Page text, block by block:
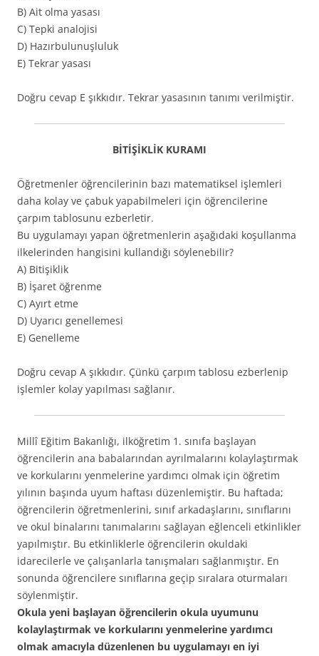
B) Ait olma yasası
C) Tepki analojisi
D) Hazırbulunuşluluk
E) Tekrar yasası
Doğru cevap E şıkkıdır. Tekrar yasasının tanımı verilmiştir.
BİTİŞİKLİK KURAMI
Öğretmenler öğrencilerinin bazı matematiksel işlemleri
daha kolay ve çabuk yapabilmeleri için öğrencilerine
çarpım tablosunu ezberletir.
Bu uygulamayı yapan öğretmenlerin aşağıdaki koşullanma
ilkelerinden hangisini kullandığı söylenebilir?
A) Bitişiklik
B) İşaret öğrenme
C) Ayırt etme
D) Uyarıcı genellemesi
E) Genelleme
Doğru cevap A şıkkıdır. Çünkü çarpım tablosu ezberlenip
işlemler kolay yapılması sağlanır.
Millî Eğitim Bakanlığı, ilköğretim 1. sınıfa başlayan
öğrencilerin ana babalarından ayrılmalarını kolaylaştırmak
ve korkularını yenmelerine yardımcı olmak için öğretim
yılının başında uyum haftası düzenlemiştir. Bu haftada;
öğrencilerin öğretmenlerini, sınıf arkadaşlarını, sınıflarını
ve okul binalarını tanımalarını sağlayan eğlenceli etkinlikler
yapılmıştır. Bu etkinliklerle öğrencilerin okuldaki
idarecilerle ve çalışanlarla tanışmaları sağlanmıştır. En
sonunda öğrencilere sınıflarına geçip sıralara oturmaları
söylenmiştir.
Okula yeni başlayan öğrencilerin okula uyumunu
kolaylaştırmak ve korkularını yenmelerine yardımcı
olmak amacıyla düzenlenen bu uygulamayı en iyi